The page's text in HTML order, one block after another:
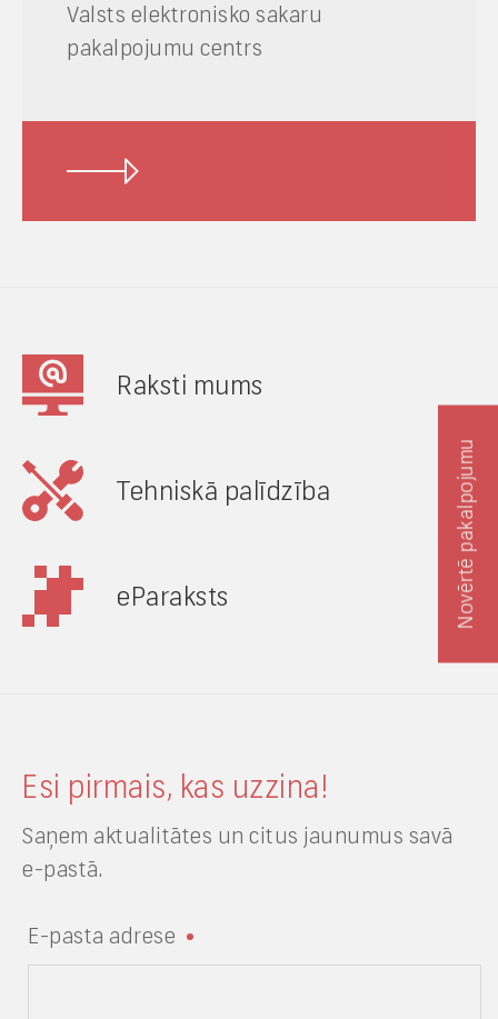
Novērtē pakalpojumu
Valsts elektronisko sakaru
pakalpojumu centrs
Raksti mums
Tehniskā palīdzība
eParaksts
Esi pirmais, kas uzzina!
Saņem aktualitātes un citus jaunumus savā
e-pastā.
E-pasta adrese